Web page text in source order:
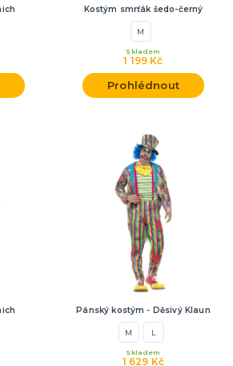
Kostým smrťák šedo-černý
M
1 199 Kč
Skladem
Prohlédnout
Pánský kostým - Děsivý Klaun
M L
1 629 Kč
Skladem